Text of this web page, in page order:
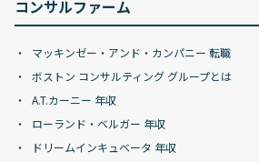
コンサルファーム
マッキンゼー・アンド・カンパニー 転職
ボストン コンサルティング グループとは
A.T.カーニー 年収
ローランド・ベルガー 年収
ドリームインキュベータ 年収